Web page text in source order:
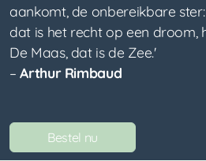
aankomt, de onbereikbare
dat is het recht op een droom,
De Maas, dat is de Zee.'
–Arthur Rimbaud
Bestel nu